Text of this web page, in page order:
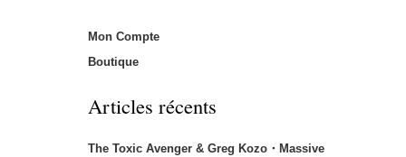
Mon Compte
Boutique
Articles récents
The Toxic Avenger & Greg Kozo・Massive